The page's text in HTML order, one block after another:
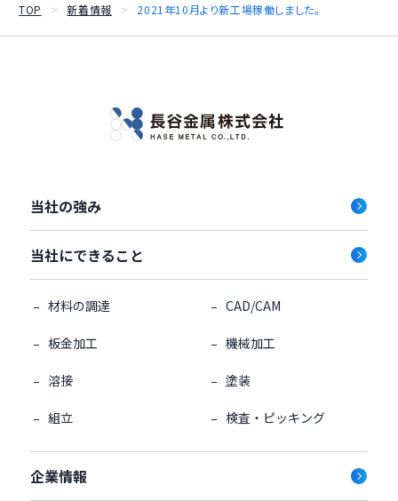
TOP 新着情報 2021年10月より新工場稼働しました。
当社の強み
当社にできること
材料の調達 CAD/CAM
板金加工 機械加工
溶接 塗装
組立 検査・ピッキング
企業情報